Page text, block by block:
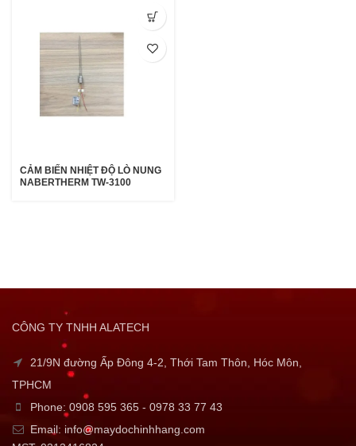
CẢM BIẾN NHIỆT ĐỘ LÒ NUNG
NABERTHERM TW-3100
CÔNG TY TNHH ALATECH
21/9N đường Ấp Đông 4-2, Thới Tam Thôn, Hóc Môn,
TPHCM
Phone: 0908 595 365 - 0978 33 77 43
Email: info@maydochinhhang.com